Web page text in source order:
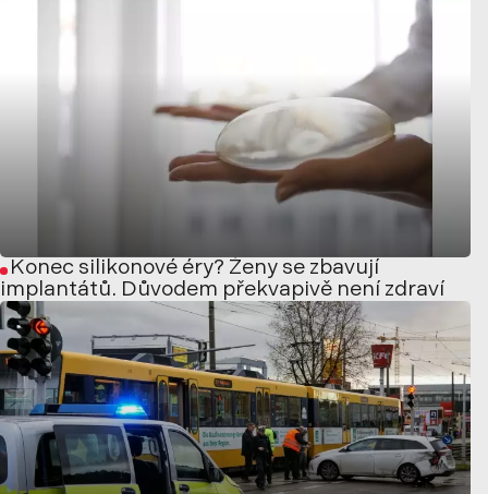
Konec silikonové éry? Ženy se zbavují
implantátů. Důvodem překvapivě není zdraví